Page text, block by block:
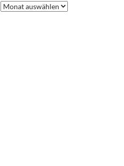
Nachrichten
–